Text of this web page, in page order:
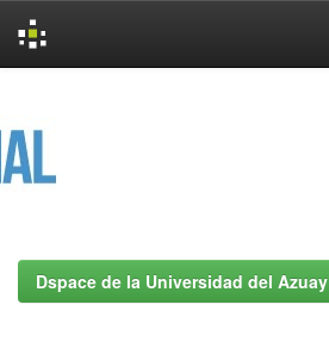
Dspace de la Universidad del Azuay